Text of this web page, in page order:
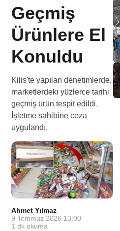
Geçmiş
Ürünlere El
Konuldu
Kilis'te yapılan denetimlerde,
marketlerdeki yüzlerce tarihi
geçmiş ürün tespit edildi.
İşletme sahibine ceza
uygulandı.
Ahmet Yılmaz·
9 Temmuz 2026 13:00 ·
1 dk okuma